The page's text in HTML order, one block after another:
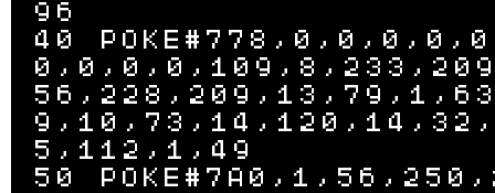
96
40
5,112,1,49
50